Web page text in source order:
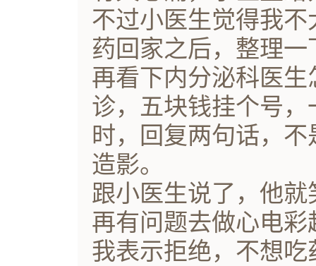
不过小医生觉得我
药回家之后，整理
再看下内分泌科医
诊，五块钱挂个号
时，回复两句话，
造影。
跟小医生说了，他
再有问题去做心电彩
我表示拒绝，不想